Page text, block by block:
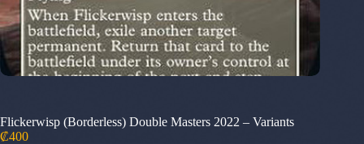
Flickerwisp (Borderless) Double Masters 2022 – Variants
₡400